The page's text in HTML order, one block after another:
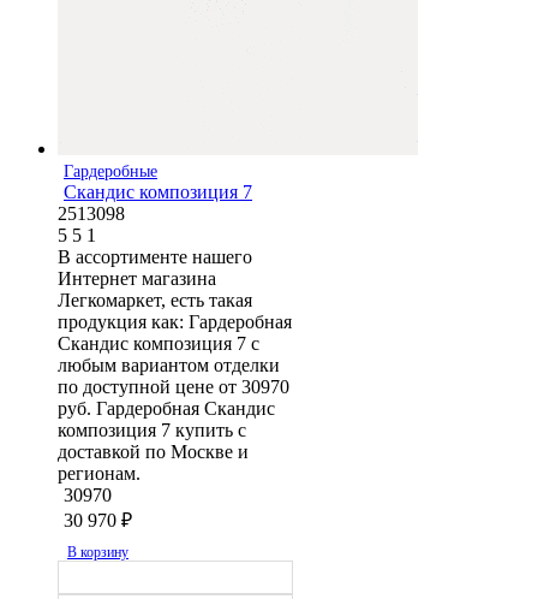
Гардеробные
Скандис композиция 7
2513098
5 5 1
В ассортименте нашего
Интернет магазина
Легкомаркет, есть такая
продукция как: Гардеробная
Скандис композиция 7 с
любым вариантом отделки
по доступной цене от 30970
руб. Гардеробная Скандис
композиция 7 купить с
доставкой по Москве и
регионам.
30970
30 970 ₽
В корзину